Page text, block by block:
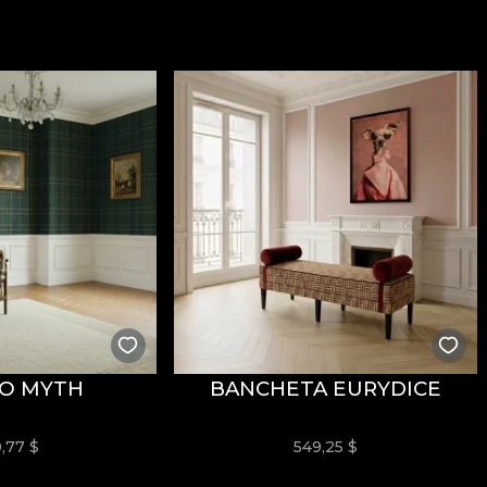
la uzură, având 60.000 rubsla testul de
la testul de inflamabilitate tip țigară.
fără înălbire, fără stoarcere prin răsucire, fără
MYTH
$
BANCHETA EURYDICE
549,25$